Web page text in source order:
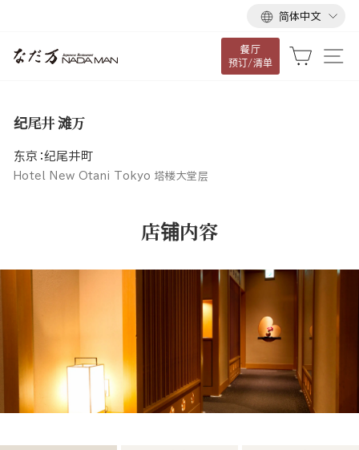
语
言
简体中文
餐厅
预订/清单
大车
纪尾井 滩万
东京：纪尾井町
Hotel New Otani Tokyo 塔楼大堂层
店铺内容